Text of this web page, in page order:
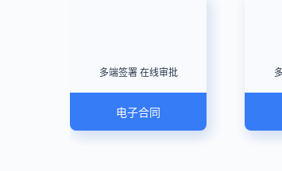
多端签署 在线审批
电子合同